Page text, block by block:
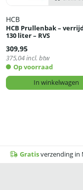
HCB
HCB Prullenbak –
130 liter – RVS
309,95
375,04incl. btw
Op voorraad
In winkelwagen
Gratisverzending in